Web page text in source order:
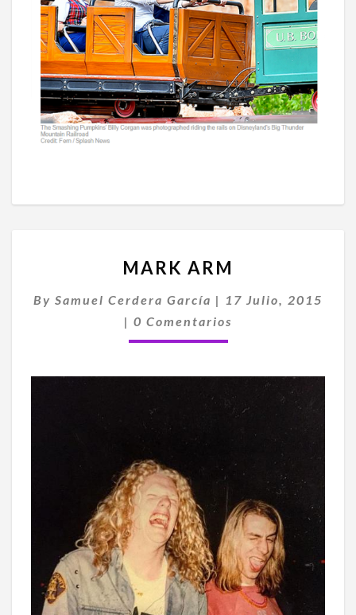
ARM
MARK ARM
By Samuel Cerdera García | 17 Julio, 2015
| Comentarios
0 Comentarios